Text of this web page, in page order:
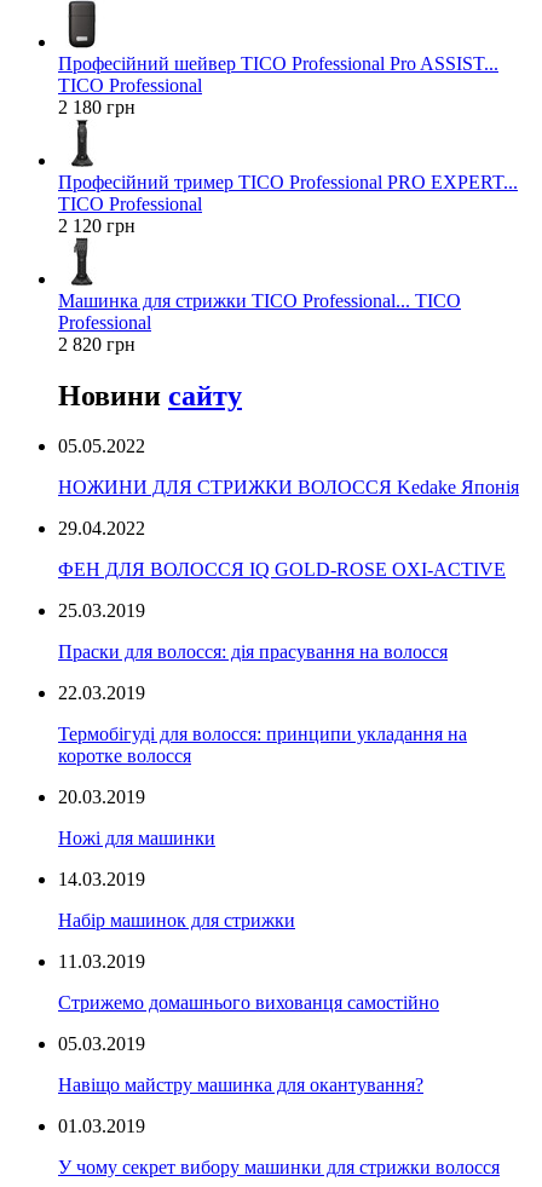
Професійний шейвер TICO Professional Pro ASSIST...
TICO Professional
2 180 грн
Професійний тример TICO Professional PRO EXPERT...
TICO Professional
2 120 грн
Машинка для стрижки TICO Professional... TICO
Professional
2 820 грн
Новини сайту
05.05.2022
НОЖИНИ ДЛЯ СТРИЖКИ ВОЛОССЯ Kedake Японія
29.04.2022
ФЕН ДЛЯ ВОЛОССЯ IQ GOLD-ROSE OXI-ACTIVE
25.03.2019
Праски для волосся: дія прасування на волосся
22.03.2019
Термобігуді для волосся: принципи укладання на
коротке волосся
20.03.2019
Ножі для машинки
14.03.2019
Набір машинок для стрижки
11.03.2019
Стрижемо домашнього вихованця самостійно
05.03.2019
Навіщо майстру машинка для окантування?
01.03.2019
У чому секрет вибору машинки для стрижки волосся